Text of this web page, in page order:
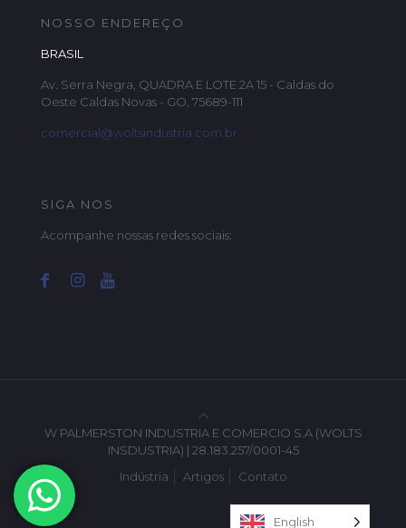
NOSSO ENDEREÇO
BRASIL
Av. Serra Negra, QUADRA E LOTE 2A 15 - Caldas do
Oeste Caldas Novas - GO, 75689-111
comercial@woltsindustria.com.br
SIGA NOS
Acompanhe nossas redes sociais:
W PALMERSTON INDUSTRIA E COMERCIO S.A (WOLTS
INSDUSTRIA) | 28.183.257/0001-45
Indústria
Artigos Contato
English